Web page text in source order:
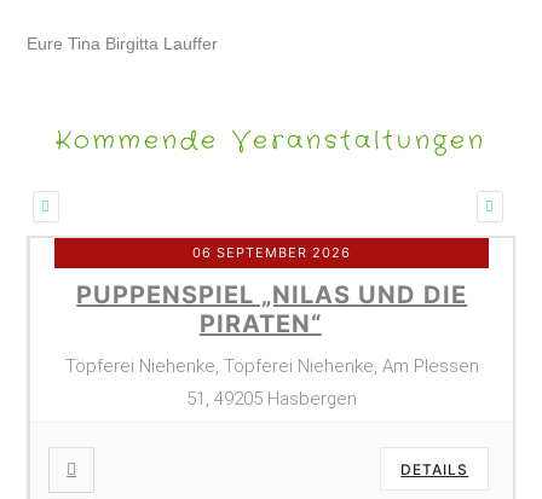
Eure Tina Birgitta Lauffer
Kommende Veranstaltungen
06 SEPTEMBER 2026
PUPPENSPIEL „NILAS UND DIE
PIRATEN“
Töpferei Niehenke, Töpferei Niehenke, Am Plessen
51, 49205 Hasbergen
DETAILS